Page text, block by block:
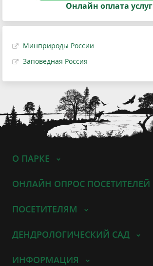
Онлайн оплата услуг
Минприроды России
Заповедная Россия
О ПАРКЕ
ОНЛАЙН ОПРОС ПОСЕТИТЕЛЕЙ
ПОСЕТИТЕЛЯМ
ДЕНДРОЛОГИЧЕСКИЙ САД
ИНФОРМАЦИЯ